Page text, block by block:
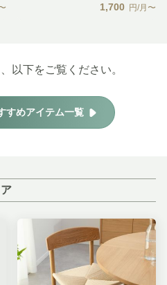
1,700 円/月〜
以下をご覧ください。
すめアイテム一覧